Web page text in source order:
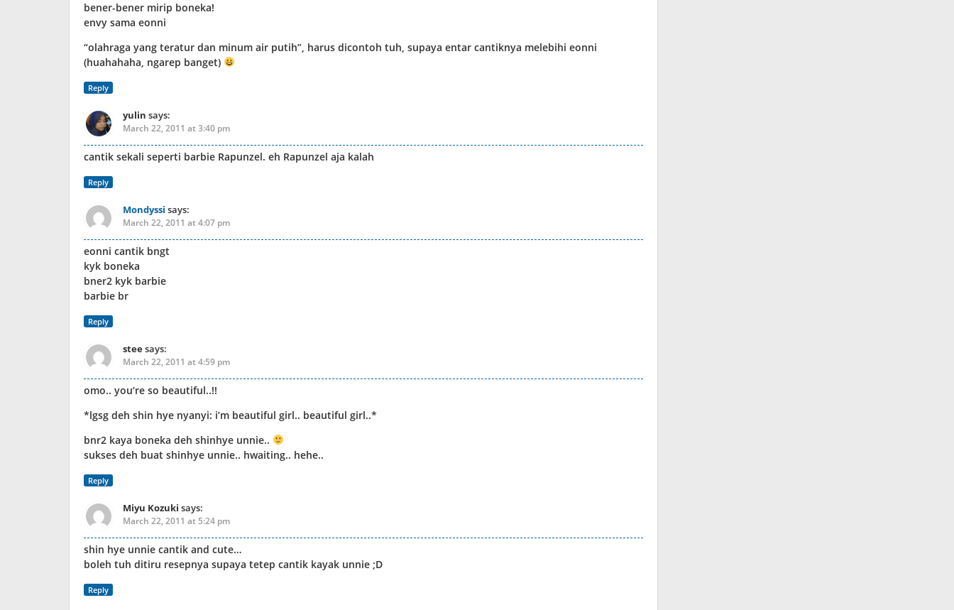
bener-bener mirip boneka!
envy sama eonni
“olahraga yang teratur dan minum air putih”, harus dicontoh tuh, supaya entar cantiknya melebihi eonni
(huahahaha, ngarep banget)
Reply
yulin says:
March 22, 2011 at 3:40 pm
cantik sekali seperti barbie Rapunzel. eh Rapunzel aja kalah
Reply
Mondyssi says:
March 22, 2011 at 4:07 pm
eonni cantik bngt
kyk boneka
bner2 kyk barbie
barbie br
Reply
steesays:
March 22, 2011 at 4:59 pm
omo.. you’re so beautiful..!!
*lgsg deh shin hye nyanyi: i’m beautiful girl.. beautiful girl..*
bnr2 kaya boneka deh shinhye unnie..
sukses deh buat shinhye unnie.. hwaiting.. hehe..
Reply
Miyu Kozuki says:
March 22, 2011 at 5:24 pm
shin hye unnie cantik and cute…
boleh tuh ditiru resepnya supaya tetep cantik kayak unnie ;D
Reply